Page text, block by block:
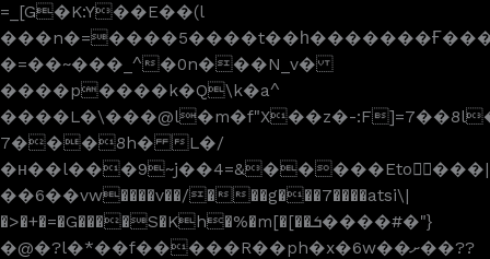
=_[G�K:Y��E��(l
���n�=����5����t��һ
�=��~���_^�0n���N_v�
����p����k�Q\k�a^
����L�\���@l�m�f"X��z�-
7���8h� L�/
�н��l���9~j��4=&�����Etoٍ���|
��6��vw����v��/���g���7����atsi\|
�>�+�=�G����S�Kh�%�m[�[��ܭ����#�"}
�@�?l�*��f�����R��ph�x�6w��ށ��??